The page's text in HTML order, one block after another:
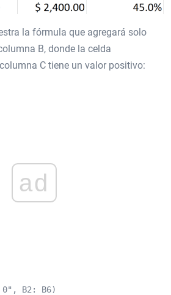
la fórmula que agregará solo
B, donde la celda
C tiene un valor positivo:
ad
0", B2: B6)